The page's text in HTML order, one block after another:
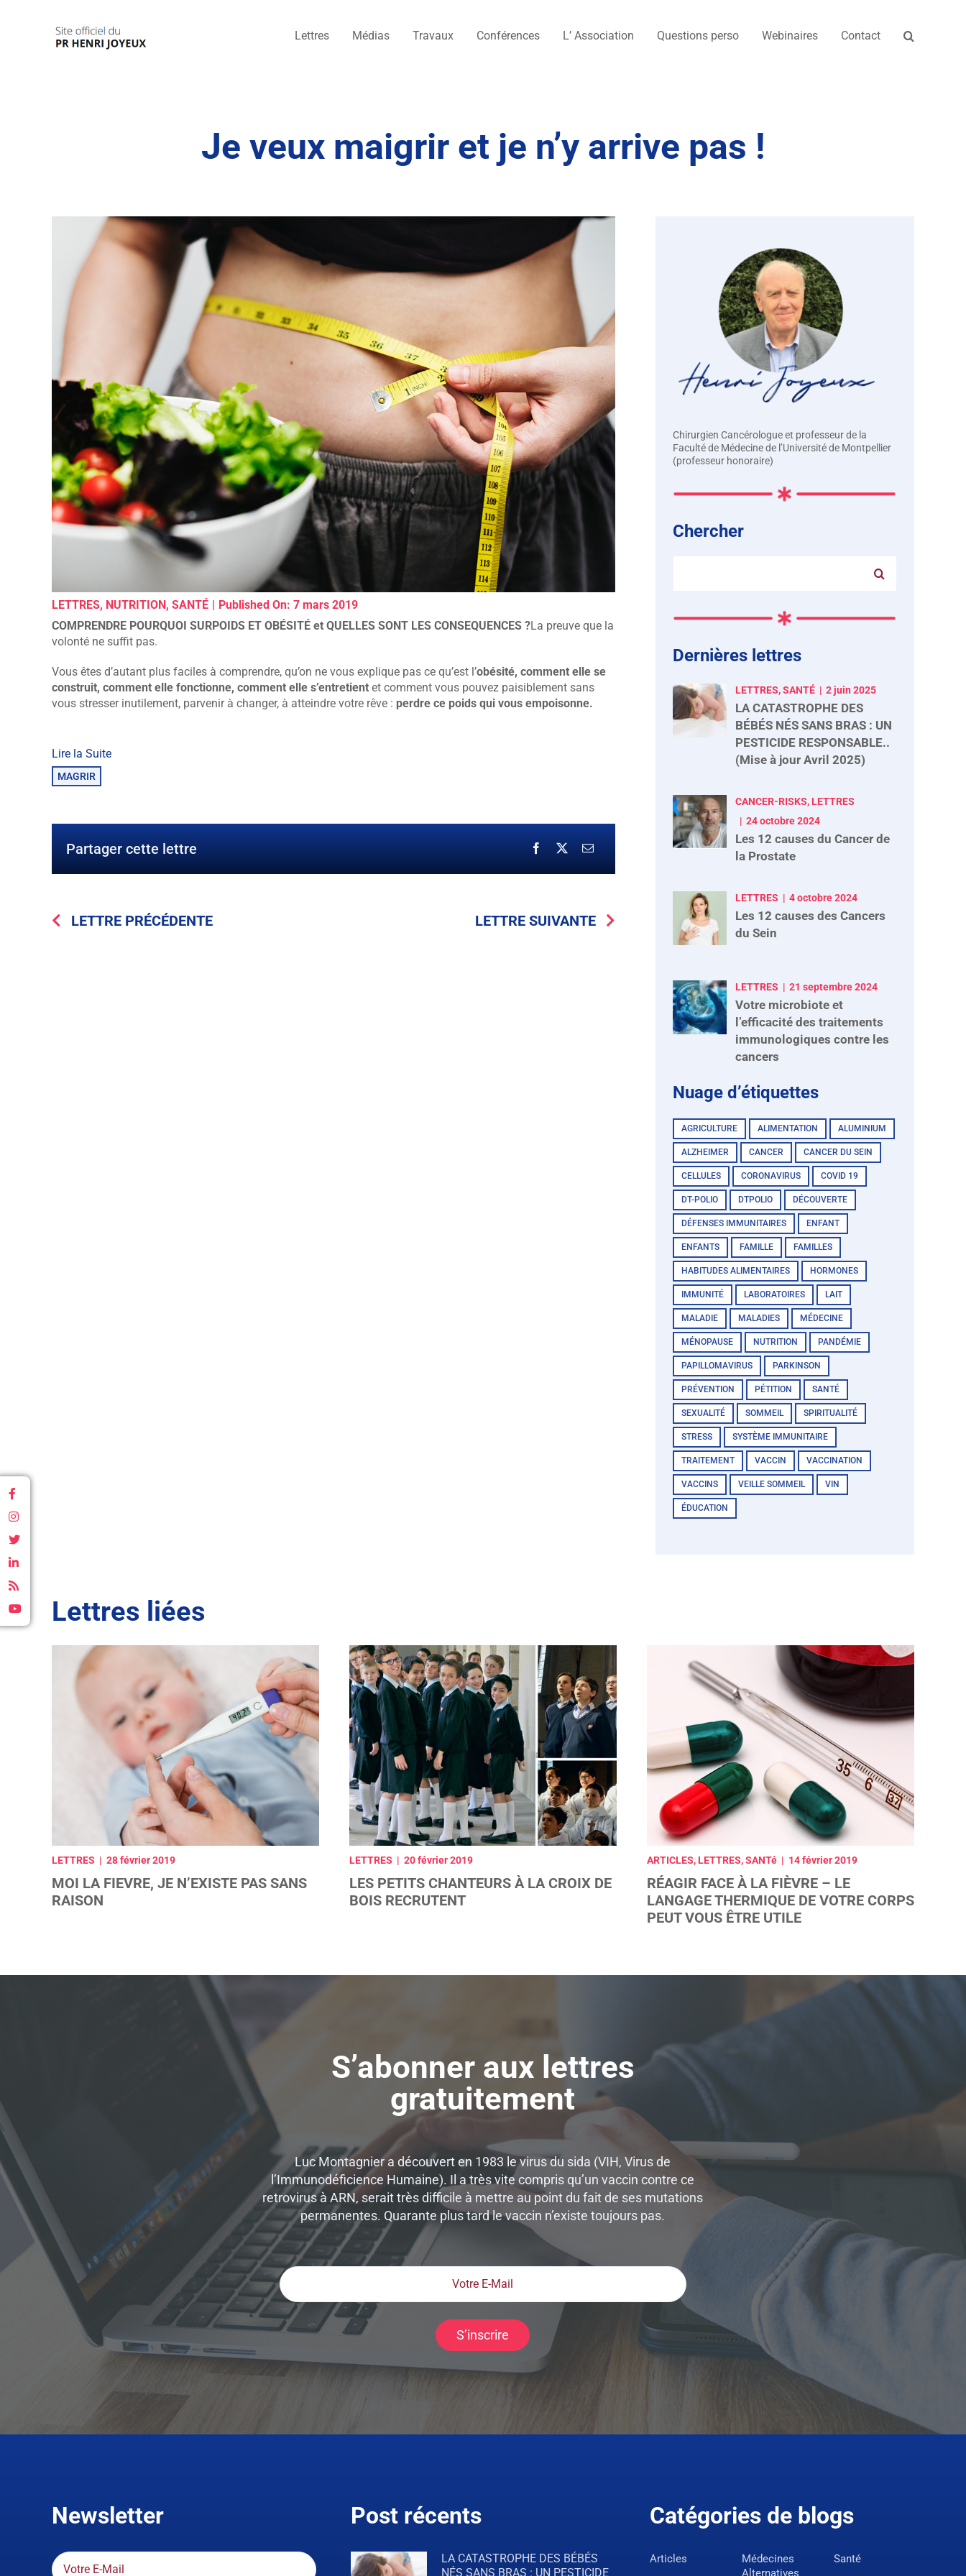
Lettres Médias Travaux Conférences L’ Association Questions perso Webinaires Contact
Je veux maigrir et je n’y arrive pas !
LETTRES, NUTRITION , SANTÉ
Published On: 7 mars 2019
COMPRENDRE POURQUOI SURPOIDS ET OBÉSITÉ et QUELLES SONT LES CONSEQUENCES ?La preuve que la
volonté ne suffit pas.
Vous êtes d’autant plus faciles à comprendre, qu’on ne vous explique pas ce qu’est l’obésité, comment elle se
construit, comment elle fonctionne, comment elle s’entretientet comment vous pouvez paisiblement sans
vous stresser inutilement, parvenir à changer, à atteindre votre rêve : perdre ce poids qui vous empoisonne.
Lire la Suite
MAGRIR
Partager cette lettre
LETTRE PRÉCÉDENTE LETTRE SUIVANTE
Chirurgien Cancérologue et professeur de la
Faculté de Médecine de l’Université de Montpellier
(professeur honoraire)
Chercher
Dernières lettres
LETTRES, SANTÉ 2 juin 2025
LA CATASTROPHE DES
BÉBÉS NÉS SANS BRAS : UN
PESTICIDE RESPONSABLE..
(Mise à jour Avril 2025)
CANCER-RISKS, LETTRES
24 octobre 2024
Les 12 causes du Cancer de
la Prostate
LETTRES 4 octobre 2024
Les 12 causes des Cancers
du Sein
LETTRES 21 septembre 2024
Votre microbiote et
l’efficacité des traitements
immunologiques contre les
cancers
Nuage d’étiquettes
AGRICULTURE ALIMENTATION ALUMINIUM
ALZHEIMER CANCER CANCER DU SEIN
CELLULES CORONAVIRUS COVID 19
DT-POLIO DTPOLIO DÉCOUVERTE
DÉFENSES IMMUNITAIRES ENFANT
ENFANTS FAMILLE FAMILLES
HABITUDES ALIMENTAIRES HORMONES
IMMUNITÉ LABORATOIRES LAIT
MALADIE MALADIES MÉDECINE
MÉNOPAUSE NUTRITION PANDÉMIE
PAPILLOMAVIRUS PARKINSON
PRÉVENTION PÉTITION SANTÉ
SEXUALITÉ SOMMEIL SPIRITUALITÉ
STRESS SYSTÈME IMMUNITAIRE
TRAITEMENT VACCIN VACCINATION
VACCINS VEILLE SOMMEIL VIN
ÉDUCATION
Lettres liées
LETTRES | 28 février 2019
MOI LA FIEVRE, JE N’EXISTE PAS SANS
RAISON
LETTRES | 20 février 2019
LES PETITS CHANTEURS À LA CROIX DE
BOIS RECRUTENT
ARTICLES, LETTRES, SANTé | 14 février 2019
RÉAGIR FACE À LA FIÈVRE – LE
LANGAGE THERMIQUE DE VOTRE CORPS
PEUT VOUS ÊTRE UTILE
S’abonner aux lettres
gratuitement
Luc Montagnier a découvert en 1983 le virus du sida (VIH, Virus de
l’Immunodéficience Humaine). Il a très vite compris qu’un vaccin contre ce
retrovirus à ARN, serait très difficile à mettre au point du fait de ses mutations
permanentes. Quarante plus tard le vaccin n’existe toujours pas.
S’inscrire
Newsletter Post récents
LA CATASTROPHE DES BÉBÉS
NÉS SANS BRAS : UN PESTICIDE
Catégories de blogs
Articles
Médecines
Alternatives
Santé